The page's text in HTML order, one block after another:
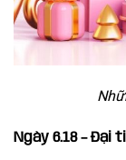
Ngày 6.18 – Đại